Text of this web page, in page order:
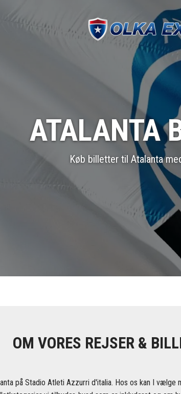
ATALANTA
Køb billetter til Atalanta
OM VORES REJSER &
på Stadio Atleti Azzurri d'italia. Hos os kan I